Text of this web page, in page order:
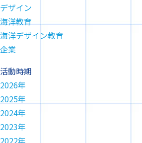
デザイン
海洋教育
海洋デザイン教育
企業
活動時期
2026年
2025年
2024年
2023年
2022年